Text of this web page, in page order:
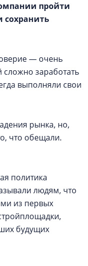
пройти
сохранить
— очень
заработать
выполняли свои
рынка, но,
что обещали.
политика
людям, что
из первых
будущих